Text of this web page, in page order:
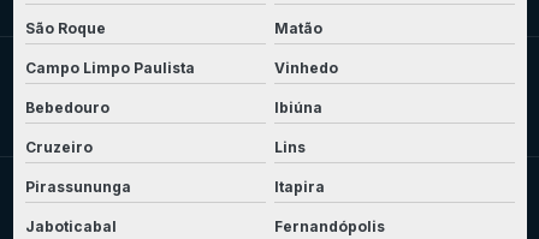
São Roque Matão
Campo Limpo Paulista Vinhedo
Bebedouro Ibiúna
Cruzeiro Lins
Pirassununga Itapira
Jaboticabal Fernandópolis